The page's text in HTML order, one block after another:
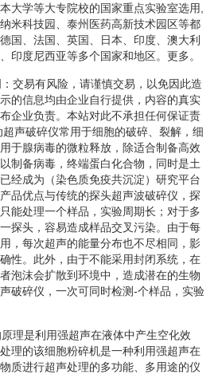
大学等大专院校的国家重点实验室选用,
米科技园、泰州医药高新技术园区等都
国、法国、英国、日本、印度、澳大利
印度尼西亚等多个国家和地区。更多。
交易有风险，请谨慎交易，以免因此造
的信息均由企业自行提供，内容的真实
企业负责。本站对此不承担任何保证责
声破碎仪常用于细胞的破碎、裂解，细
于腺病毒的微粒释放，除适合制备高效
制备病毒，终端蛋白化合物，同时是土
经成为（染色质免疫共沉淀）研究平台
品优点与传统的探头超声波破碎仪，探
能处理一个样品，实验周期长；对于多
探头，容易造成样品交叉污染。由于每
，每次超声的能量分布也不尽相同，影
性。此外，由于不能采用封闭系统，在
泡沫会扩散到环境中，造成潜在的生物
破碎仪，一次可同时检测-个样品，实验
理是利用强超声在液体中产生空化效
理的该细胞粉碎机是一种利用强超声在
质进行超声处理的多功能、多用途的仪